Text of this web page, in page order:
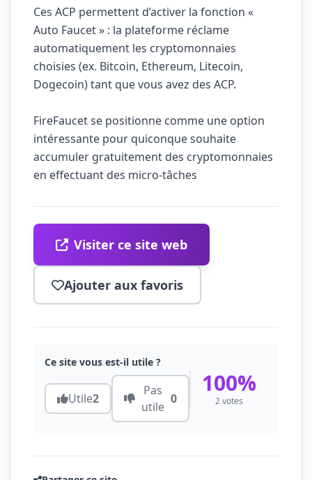
Ces ACP permettent d’activer la fonction «
Auto Faucet » : la plateforme réclame
automatiquement les cryptomonnaies
choisies (ex. Bitcoin, Ethereum, Litecoin,
Dogecoin) tant que vous avez des ACP.
FireFaucet se positionne comme une option
intéressante pour quiconque souhaite
accumuler gratuitement des cryptomonnaies
en effectuant des micro-tâches
Visiter ce site web
Ajouter aux favoris
Ce site vous est-il utile ?
Utile2
Pas
utile
0
100%
2 votes